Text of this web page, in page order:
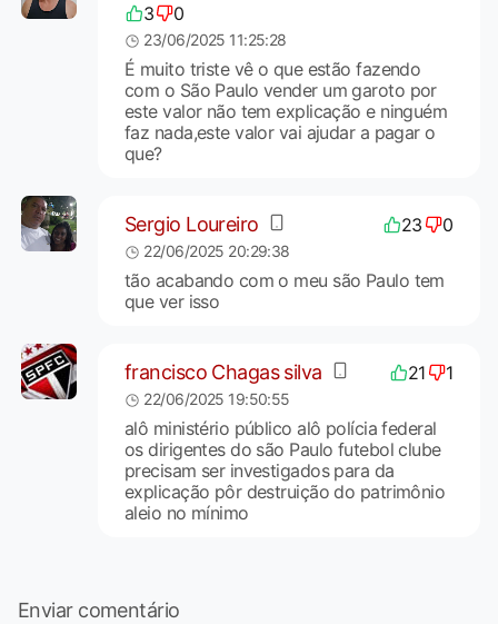
3 0
23/06/2025 11:25:28
É muito triste vê o que estão fazendo
com o São Paulo vender um garoto por
este valor não tem explicação e ninguém
faz nada,este valor vai ajudar a pagar o
que?
Sergio Loureiro 23 0
22/06/2025 20:29:38
tão acabando com o meu são Paulo tem
que ver isso
francisco Chagas silva 21 1
22/06/2025 19:50:55
alô ministério público alô polícia federal
os dirigentes do são Paulo futebol clube
precisam ser investigados para da
explicação pôr destruição do patrimônio
aleio no mínimo
Enviar comentário